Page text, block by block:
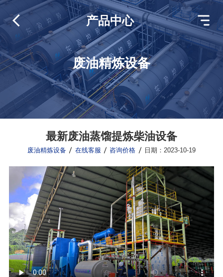
废油精炼设备
产品中心
最新废油蒸馏提炼柴油设备
废油精炼设备 在线客服 咨询价格 日期：2023-10-19